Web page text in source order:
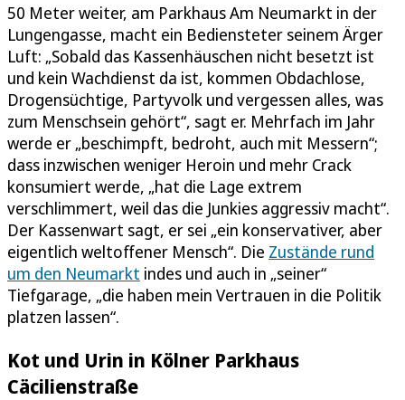
50 Meter weiter, am Parkhaus Am Neumarkt in der
Lungengasse, macht ein Bediensteter seinem Ärger
Luft: „Sobald das Kassenhäuschen nicht besetzt ist
und kein Wachdienst da ist, kommen Obdachlose,
Drogensüchtige, Partyvolk und vergessen alles, was
zum Menschsein gehört“, sagt er. Mehrfach im Jahr
werde er „beschimpft, bedroht, auch mit Messern“;
dass inzwischen weniger Heroin und mehr Crack
konsumiert werde, „hat die Lage extrem
verschlimmert, weil das die Junkies aggressiv macht“.
Der Kassenwart sagt, er sei „ein konservativer, aber
eigentlich weltoffener Mensch“. Die Zustände rund
um den Neumarkt indes und auch in „seiner“
Tiefgarage, „die haben mein Vertrauen in die Politik
platzen lassen“.
Kot und Urin in Kölner Parkhaus
Cäcilienstraße